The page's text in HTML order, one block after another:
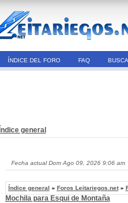
ÍNDICE DEL FORO FAQ
Índice general
Fecha actual Dom Ago 09, 2026 9:06 am
Índice general » Foros Leitariegos.net»
Mochila para Esqui de Montaña